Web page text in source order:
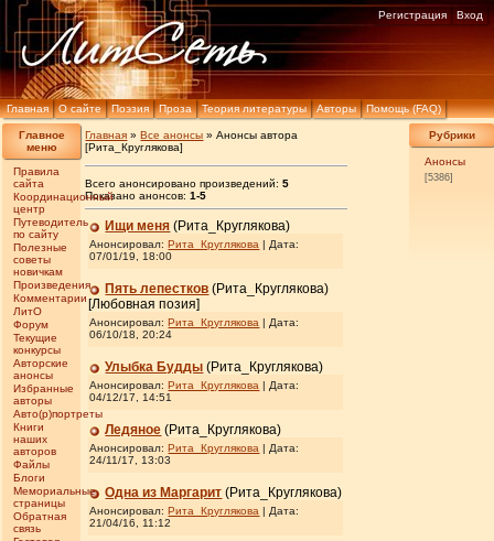
Главная О сайте Поэзия Проза Теория литературы Авторы Помощь (FAQ)
Регистрация Вход
Главное
меню
Правила
сайта
Координационный
центр
Путеводитель
по сайту
Полезные
советы
новичкам
Произведения
Комментарии
ЛитО
Форум
Текущие
конкурсы
Авторские
анонсы
Избранные
авторы
Авто(р)портреты
Книги
наших
авторов
Файлы
Блоги
Мемориальные
страницы
Обратная
связь
Рубрики
Анонсы
[5386]
Главная »Все анонсы » Анонсы автора
[Рита_Круглякова]
Вcего анонсировано произведений:5
Показано анонсов:1-5
Ищи меня (Рита_Круглякова)
Анонсировал:Рита_Круглякова | Дата:
07/01/19, 18:00
Пять лепестков (Рита_Круглякова)
[Любовная позия]
Анонсировал:Рита_Круглякова | Дата:
06/10/18, 20:24
Улыбка Будды (Рита_Круглякова)
Анонсировал:Рита_Круглякова | Дата:
04/12/17, 14:51
Ледяное (Рита_Круглякова)
Анонсировал:Рита_Круглякова | Дата:
24/11/17, 13:03
Одна из Маргарит (Рита_Круглякова)
Анонсировал:Рита_Круглякова | Дата:
21/04/16, 11:12